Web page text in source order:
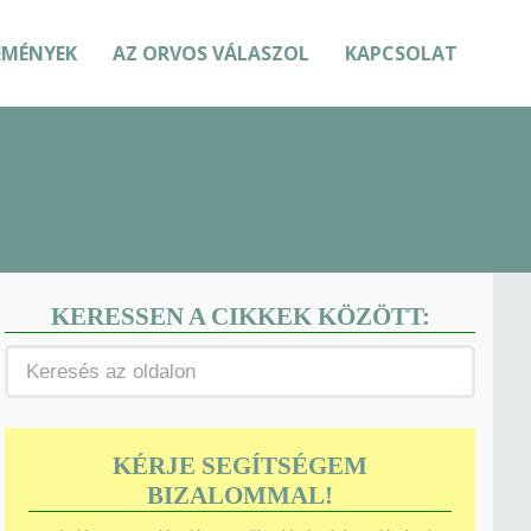
AZ ORVOS VÁLASZOL KAPCSOLAT
KERESSEN A CIKKEK KÖZÖTT:
KÉRJE SEGÍTSÉGEM
BIZALOMMAL!